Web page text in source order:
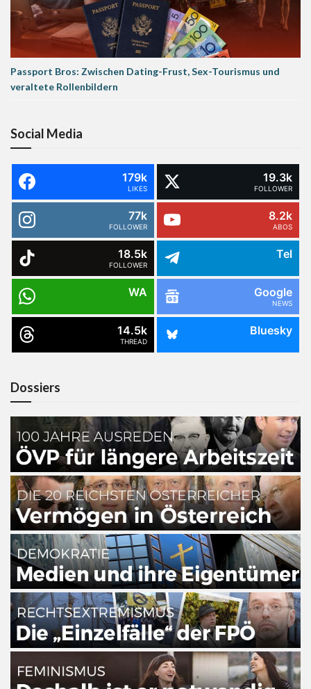
Passport Bros: Zwischen Dating-Frust, Sex-Tourismus und
veraltete Rollenbildern
Social Media
179k
LIKES
19.3k
FOLLOWER
77k
FOLLOWER
8.2k
ABOS
18.5k
FOLLOWER
Tel
WA Google
NEWS
14.5k
THREAD
Bluesky
Dossiers